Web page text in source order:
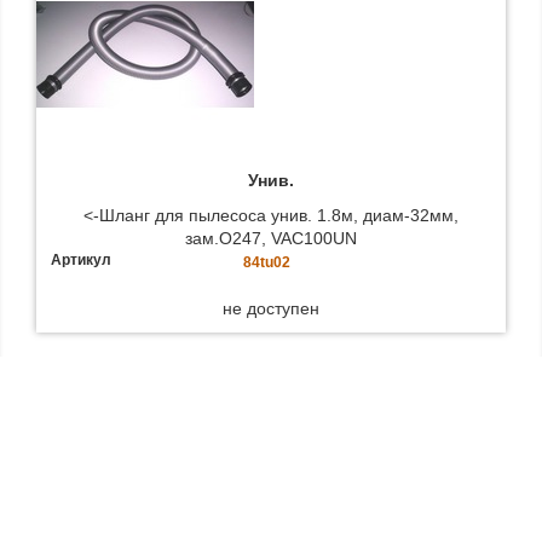
Унив.
<-Шланг для пылесоса унив. 1.8м, диам-32мм,
зам.O247, VAC100UN
Артикул 84tu02
не доступен